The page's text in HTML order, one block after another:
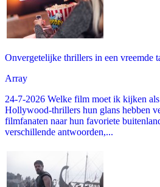
Onvergetelijke thrillers in een vreemde
Array
24-7-2026 Welke film moet ik kijken
Hollywood-thrillers hun glans hebben
filmfanaten naar hun favoriete
verschillende antwoorden,...